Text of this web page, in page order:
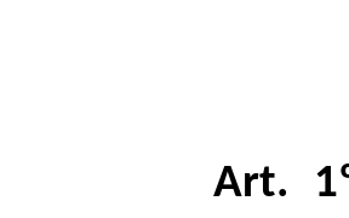
Art.